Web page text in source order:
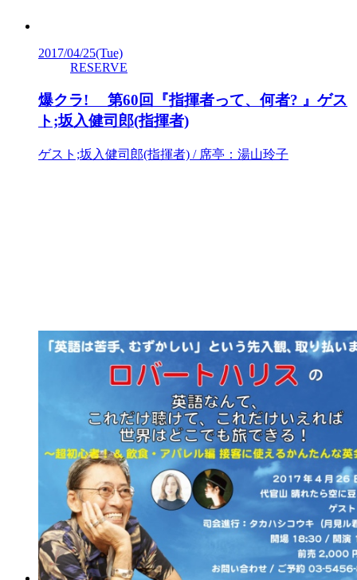
2017/04/25(Tue)
RESERVE
爆クラ! 第60回『指揮者って、何者? 』ゲス
ト;坂入健司郎(指揮者)
ゲスト;坂入健司郎(指揮者) / 席亭：湯山玲子